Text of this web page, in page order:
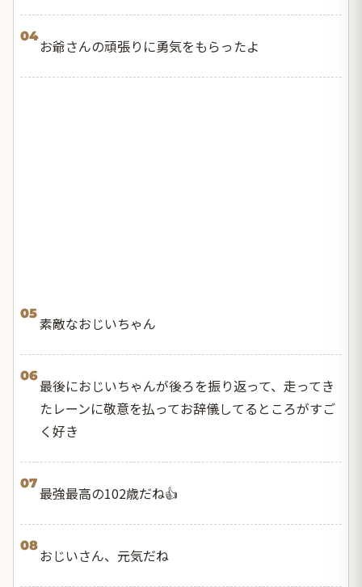
04
お爺さんの頑張りに勇気をもらったよ
05
素敵なおじいちゃん
06
最後におじいちゃんが後ろを振り返って、走ってき
たレーンに敬意を払ってお辞儀してるところがすご
く好き
07
最強最高の102歳だね👍
08
おじいさん、元気だね